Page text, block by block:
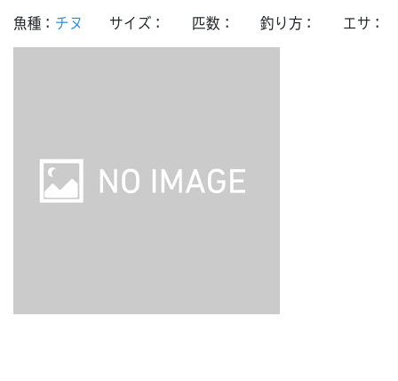
魚種： チヌ サイズ： 匹数： 釣り方： エサ：